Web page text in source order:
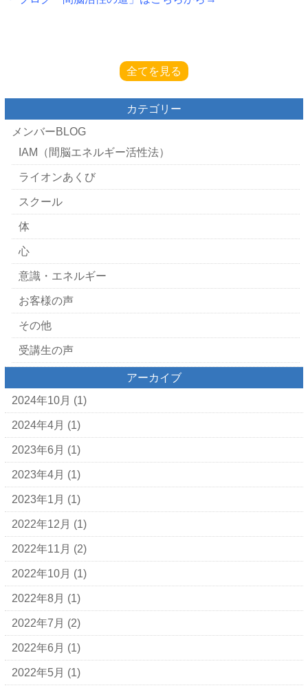
全てを見る
カテゴリー
メンバーBLOG
IAM（間脳エネルギー活性法）
ライオンあくび
スクール
体
心
意識・エネルギー
お客様の声
その他
受講生の声
アーカイブ
2024年10月 (1)
2024年4月 (1)
2023年6月 (1)
2023年4月 (1)
2023年1月 (1)
2022年12月 (1)
2022年11月 (2)
2022年10月 (1)
2022年8月 (1)
2022年7月 (2)
2022年6月 (1)
2022年5月 (1)